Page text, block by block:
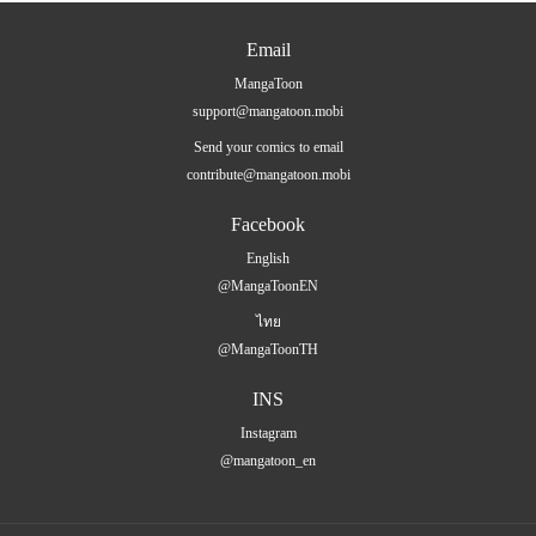
Email
MangaToon
support@mangatoon.mobi
Send your comics to email
contribute@mangatoon.mobi
Facebook
English
@MangaToonEN
ไทย
@MangaToonTH
INS
Instagram
@mangatoon_en